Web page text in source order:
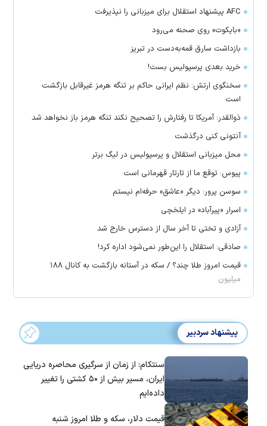
AFC پیشنهاد استقلال برای میزبانی را نپذیرفت
«بایکوت» روی صحنه می‌رود
بازداشت سارق قمه‌به‌دست در تبریز
خرید بعدی پرسپولیس بست!
سخنگوی ارتش: نظم ایرانی حاکم بر تنگه هرمز غیرقابل بازگشت
است
ذوالقدر: آمریکا تا رفتارش را تصحیح نکند تنگه هرمز باز نخواهد شد
آنتونی کنی درگذشت
محل میزبانی استقلال و پرسپولیس در لیگ برتر
پیوس: توقع ما از تارتار قهرمانی است
سوسن پرور: دیگر «عاشق» حرفه‌ام نیستم
اسرار «پیرآباد» در ایلخچی
آزادی و تختی تا آخر سال از دسترس خارج شد
صادقی: استقلال را این‌طور نمی‌شود اداره کرد!
قیمت امروز طلا چند؟ / سکه در آستانه بازگشت به کانال ۱۸۸
میلیون
پیشنهاد سردبیر
سنتکام: از زمان از سرگیری محاصره دریایی
ایران، مسیر بیش از ۵۰ کشتی را تغییر
داده‌ایم
قیمت دلار، سکه و طلا امروز شنبه